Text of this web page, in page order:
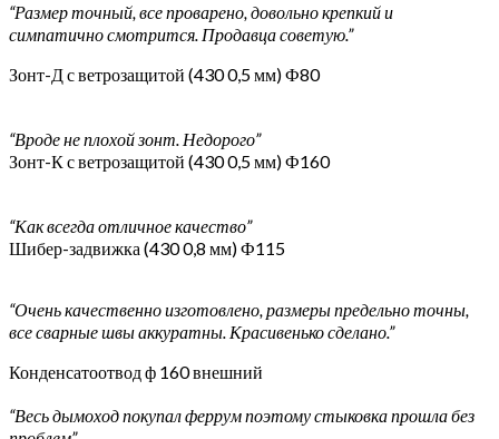
“Размер точный, все проварено, довольно крепкий и
симпатично смотрится. Продавца советую.”
Зонт-Д с ветрозащитой (430 0,5 мм) Ф80
“Вроде не плохой зонт. Недорого”
Зонт-К с ветрозащитой (430 0,5 мм) Ф160
“Как всегда отличное качество”
Шибер-задвижка (430 0,8 мм) Ф115
“Очень качественно изготовлено, размеры предельно точны,
все сварные швы аккуратны. Красивенько сделано.”
Конденсатоотвод ф 160 внешний
“Весь дымоход покупал феррум поэтому стыковка прошла без